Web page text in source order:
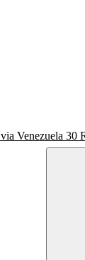
via Venezuela 30